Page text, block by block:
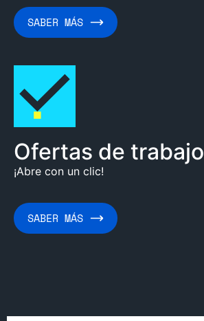
SABER MÁS
Ofertas de trabajo
¡Abre con un clic!
SABER MÁS